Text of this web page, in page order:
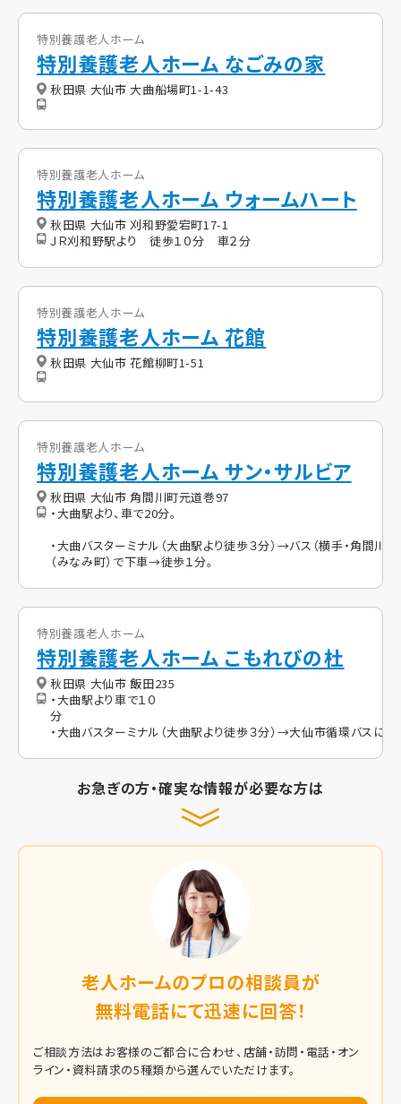
特別養護老人ホーム
特別養護老人ホーム なごみの家
秋田県 大仙市 大曲船場町1-1-43
特別養護老人ホーム
特別養護老人ホーム ウォームハート
秋田県 大仙市 刈和野愛宕町17-1
ＪＲ刈和野駅より 徒歩１０分 車２分
特別養護老人ホーム
特別養護老人ホーム 花館
秋田県 大仙市 花館柳町1-51
特別養護老人ホーム
特別養護老人ホーム サン・サルビア
秋田県 大仙市 角間川町元道巻97
・大曲駅より、車で20分。
・大曲バスターミナル（大曲駅より徒歩３分）→バス（横手・角間川
（みなみ町）で下車→徒歩１分。
特別養護老人ホーム
特別養護老人ホーム こもれびの杜
秋田県 大仙市 飯田235
・大曲駅より車で１０
・大曲バスターミナル（大曲駅より徒歩３分）→大仙市循環バスに乗
お急ぎの方・確実な情報が必要な方は
老人ホームのプロの相談員が
無料電話にて迅速に回答！
ご相談方法はお客様のご都合に合わせ、店舗・訪問・電話・オン
ライン・資料請求の5種類から選んでいただけます。